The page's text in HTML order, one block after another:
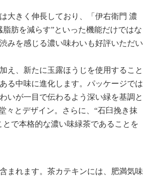
大きく伸長しており、「伊右衛門 濃
脂肪を減らす”といった機能だけではな
みを感じる濃い味わいも好評いただい
え、新たに玉露ほうじを使用すること
る中味に進化します。パッケージでは
いが一目で伝わるよう深い緑を基調と
々とデザイン。さらに、“石臼挽き抹
とで本格的な濃い味緑茶であることを
まれます。茶カテキンには、肥満気味